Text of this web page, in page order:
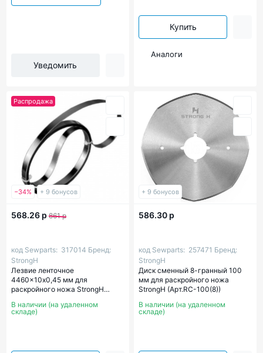
Уведомить
Купить
Аналоги
Распродажа
−34% + 9 бонусов
568.26 р861 р
код Sewparts: 317014 Бренд:
StrongH
Лезвие ленточное
4460x10х0,45 мм для
раскройного ножа StrongH
В наличии (на удаленном
складе)
+ 9 бонусов
586.30 р
код Sewparts: 257471 Бренд:
StrongH
Диск сменный 8-гранный 100
мм для раскройного ножа
StrongH (Арт.RC-100(8))
В наличии (на удаленном
складе)